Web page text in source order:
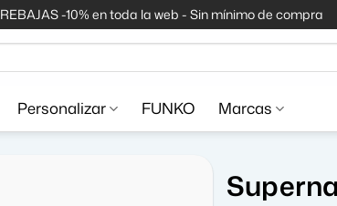
REBAJAS -10% en toda la web - Sin mínimo de compra
Personalizar FUNKO Marcas